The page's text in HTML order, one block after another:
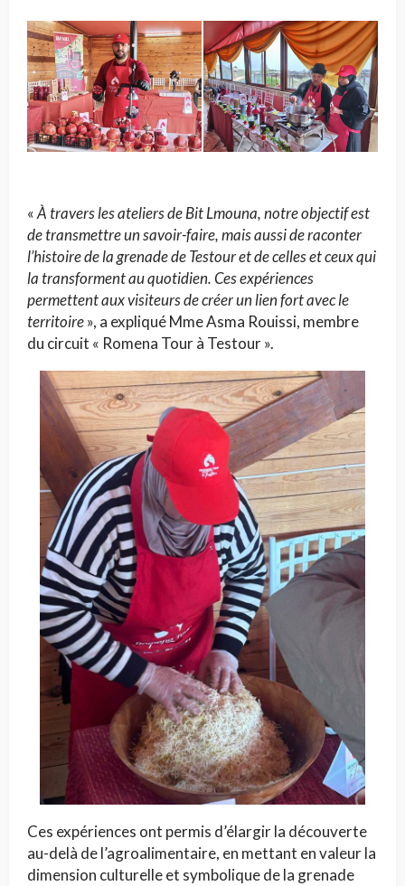
«À travers les ateliers de Bit Lmouna, notre objectif est
de transmettre un savoir-faire, mais aussi de raconter
l’histoire de la grenade de Testour et de celles et ceux qui
la transforment au quotidien. Ces expériences
permettent aux visiteurs de créer un lien fort avec le
territoire», a expliqué Mme Asma Rouissi, membre
du circuit « Romena Tour à Testour ».
Ces expériences ont permis d’élargir la découverte
au-delà de l’agroalimentaire, en mettant en valeur la
dimension culturelle et symbolique de la grenade